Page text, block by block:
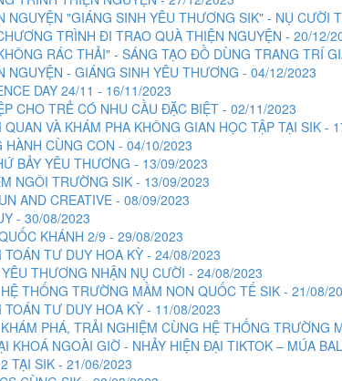
NGUYỆN "GIÁNG SINH YÊU THƯƠNG SIK" - NỤ CƯỜI
TRÌNH ĐI TRAO QUÀ THIỆN NGUYỆN - 20/12/
RÁC THẢI" - SÁNG TẠO ĐỒ DÙNG TRANG TRÍ
NGUYỆN - GIÁNG SINH YÊU THƯƠNG - 04/12/2023
DAY 24/11 - 16/11/2023
CHO TRẺ CÓ NHU CẦU ĐẶC BIỆT - 02/11/2023
QUAN VÀ KHÁM PHA KHÔNG GIAN HỌC TẬP TẠI SIK -
HÀNH CÙNG CON - 04/10/2023
BẢY YÊU THƯƠNG - 13/09/2023
NGÔI TRƯỜNG SIK - 13/09/2023
AND CREATIVE - 08/09/2023
- 30/08/2023
KHÁNH 2/9 - 29/08/2023
TƯ DUY HOA KỲ - 24/08/2023
THƯƠNG NHẬN NỤ CƯỜI - 24/08/2023
THỐNG TRƯỜNG MẦM NON QUỐC TẾ SIK - 21/08/
TƯ DUY HOA KỲ - 11/08/2023
PHÁ, TRẢI NGHIỆM CÙNG HỆ THỐNG TRƯỜNG
KHOÁ NGOÀI GIỜ - NHẢY HIỆN ĐẠI TIKTOK – MÚA
TẠI SIK - 21/06/2023